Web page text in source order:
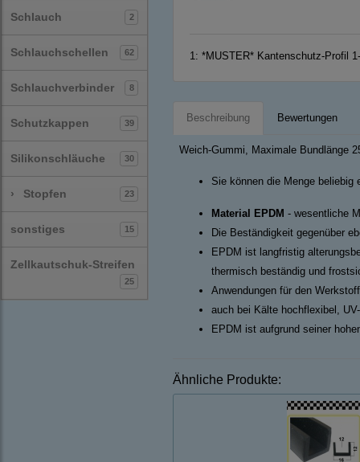
Schlauch 2
Schlauchschellen 62
Schlauchverbinder 8
Schutzkappen 39
Silikonschläuche 30
› Stopfen 23
sonstiges 15
Zellkautschuk-Streifen
25
1: *MUSTER* Kantenschutz-Profil
Beschreibung Bewertungen
Weich-Gummi, Maximale Bundlänge
Sie können die Menge
Material EPDM - wesentliche
Die Beständigkeit gegenüber
EPDM ist langfristig
thermisch beständig und
Anwendungen für den
auch bei Kälte hochflexibel,
EPDM ist aufgrund seiner
Ähnliche Produkte: